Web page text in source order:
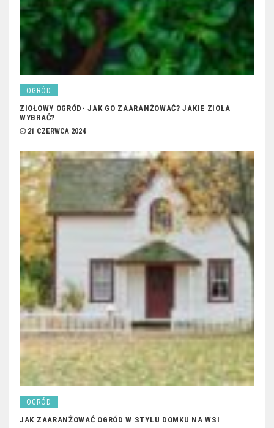
OGRÓD
ZIOŁOWY OGRÓD- JAK GO ZAARANŻOWAĆ? JAKIE ZIOŁA
WYBRAĆ?
21 CZERWCA 2024
OGRÓD
JAK ZAARANŻOWAĆ OGRÓD W STYLU DOMKU NA WSI